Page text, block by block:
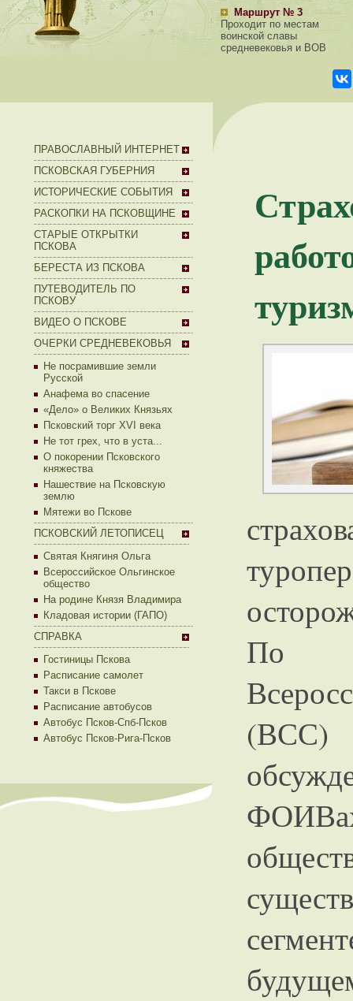
Маршрут № 3
Проходит по местам
воинской славы
средневековья и ВОВ
ПРАВОСЛАВНЫЙ ИНТЕРНЕТ
ПСКОВСКАЯ ГУБЕРНИЯ
ИСТОРИЧЕСКИЕ СОБЫТИЯ
РАСКОПКИ НА ПСКОВЩИНЕ
СТАРЫЕ ОТКРЫТКИ
ПСКОВА
БЕРЕСТА ИЗ ПСКОВА
ПУТЕВОДИТЕЛЬ ПО
ПСКОВУ
ВИДЕО О ПСКОВЕ
ОЧЕРКИ СРЕДНЕВЕКОВЬЯ
Не посрамившие земли
Русской
Анафема во спасение
«Дело» о Великих Князьях
Псковский торг XVI века
Не тот грех, что в уста...
О покорении Псковского
княжества
Нашествие на Псковскую
землю
Мятежи во Пскове
ПСКОВСКИЙ ЛЕТОПИСЕЦ
Святая Княгиня Ольга
Всероссийское Ольгинское
общество
На родине Князя Владимира
Кладовая истории (ГАПО)
СПРАВКА
Гостиницы Пскова
Расписание самолет
Такси в Пскове
Расписание автобусов
Автобус Псков-Спб-Псков
Автобус Псков-Рига-Псков
По
(ВСС)